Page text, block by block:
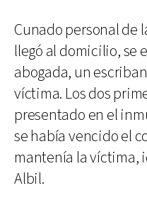
Cunado personal de
llegó al domicilio, se
abogada, un
víctima. Los dos
presentado en el
se había vencido el
mantenía la víctima,
Albil.